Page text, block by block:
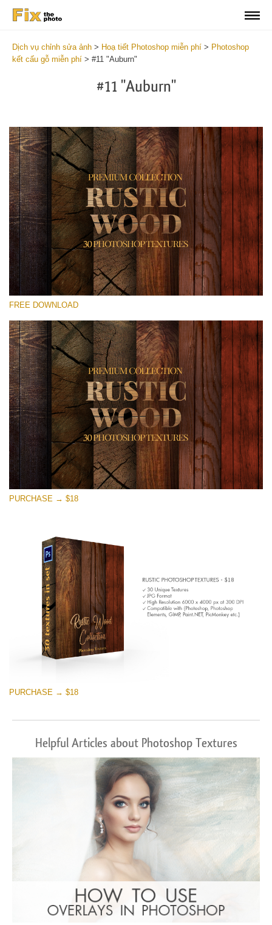
Dịch vụ chỉnh sửa ảnh > Hoạ tiết Photoshop miễn phí > Photoshop
kết cấu gỗ miễn phí > #11 "Auburn"
#11 "Auburn"
Xin hãy lựa chọn
Small 800*533px
Rustic Wood
(30 Textures)
Large 6000*4000px
Entire Collection
(1783 Overlays)
Large 6000*4000px
Tải xuống miễn phí
FREE DOWNLOAD
PURCHASE → $18
PURCHASE → $18
Helpful Articles about Photoshop Textures